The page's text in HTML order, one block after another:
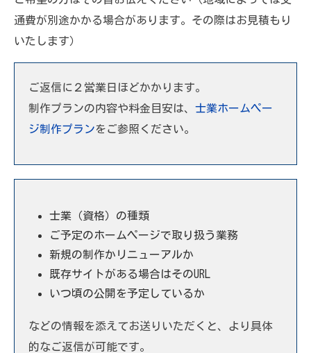
通費が別途かかる場合があります。その際はお見積もり
いたします）
ご返信に２営業日ほどかかります。
制作プランの内容や料金目安は、 士業ホームペー
ジ制作プランをご参照ください。
士業（資格）の種類
ご予定のホームページで取り扱う業務
新規の制作かリニューアルか
既存サイトがある場合はそのURL
いつ頃の公開を予定しているか
などの情報を添えてお送りいただくと、より具体
的なご返信が可能です。